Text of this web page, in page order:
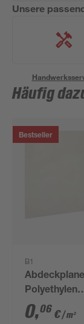
Unsere
Häufig
Bestseller
B1
Abdeckplane
Polyethylen
transparent
0,06 €/ m²